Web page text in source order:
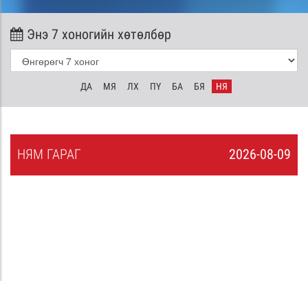
Энэ 7 хоногийн хөтөлбөр
ДА МЯ ЛХ ПҮ БА БЯ НЯ
2026-08-09
НЯМ ГАРАГ